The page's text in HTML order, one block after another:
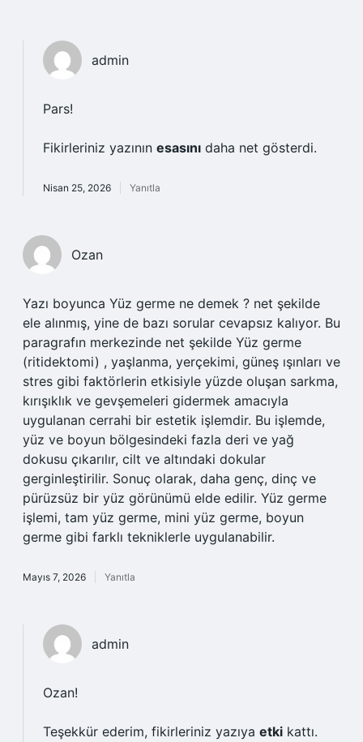
admin
Pars!
Fikirleriniz yazının esasını daha net gösterdi.
Nisan 25, 2026 Yanıtla
Ozan
Yazı boyunca Yüz germe ne demek ? net şekilde
ele alınmış, yine de bazı sorular cevapsız kalıyor. Bu
paragrafın merkezinde net şekilde Yüz germe
(ritidektomi) , yaşlanma, yerçekimi, güneş ışınları ve
stres gibi faktörlerin etkisiyle yüzde oluşan sarkma,
kırışıklık ve gevşemeleri gidermek amacıyla
uygulanan cerrahi bir estetik işlemdir. Bu işlemde,
yüz ve boyun bölgesindeki fazla deri ve yağ
dokusu çıkarılır, cilt ve altındaki dokular
gerginleştirilir. Sonuç olarak, daha genç, dinç ve
pürüzsüz bir yüz görünümü elde edilir. Yüz germe
işlemi, tam yüz germe, mini yüz germe, boyun
germe gibi farklı tekniklerle uygulanabilir.
Mayıs 7, 2026 Yanıtla
admin
Ozan!
Teşekkür ederim, fikirleriniz yazıya etki kattı.